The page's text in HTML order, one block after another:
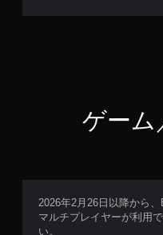
ゲーム
2026年2月26日以降から
マルチプレイヤーが利用
い。